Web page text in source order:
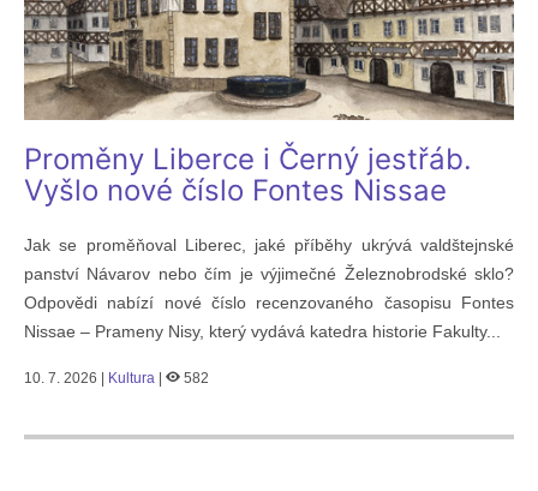
Proměny Liberce i Černý jestřáb.
Vyšlo nové číslo Fontes Nissae
Jak se proměňoval Liberec, jaké příběhy ukrývá valdštejnské
panství Návarov nebo čím je výjimečné Železnobrodské sklo?
Odpovědi nabízí nové číslo recenzovaného časopisu Fontes
Nissae – Prameny Nisy, který vydává katedra historie Fakulty...
10. 7. 2026 | Kultura | 582